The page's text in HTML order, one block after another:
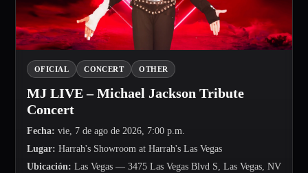
OFICIAL CONCERT OTHER
MJ LIVE – Michael Jackson Tribute
Concert
Fecha: vie, 7 de ago de 2026, 7:00 p.m.
Lugar: Harrah's Showroom at Harrah's Las Vegas
Ubicación: Las Vegas — 3475 Las Vegas Blvd S, Las Vegas, NV